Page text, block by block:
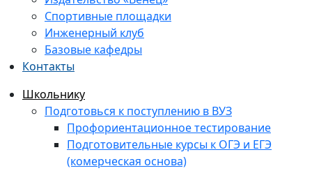
Спортивные площадки
Инженерный клуб
Базовые кафедры
Контакты
Школьнику
Подготовься к поступлению в ВУЗ
Профориентационное тестирование
Подготовительные курсы к ОГЭ и ЕГЭ
(комерческая основа)